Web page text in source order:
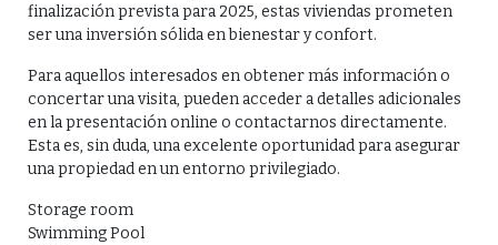
finalización prevista para 2025, estas viviendas prometen
ser una inversión sólida en bienestar y confort.
Para aquellos interesados en obtener más información o
concertar una visita, pueden acceder a detalles adicionales
en la presentación online o contactarnos directamente.
Esta es, sin duda, una excelente oportunidad para asegurar
una propiedad en un entorno privilegiado.
Storage room
Swimming Pool